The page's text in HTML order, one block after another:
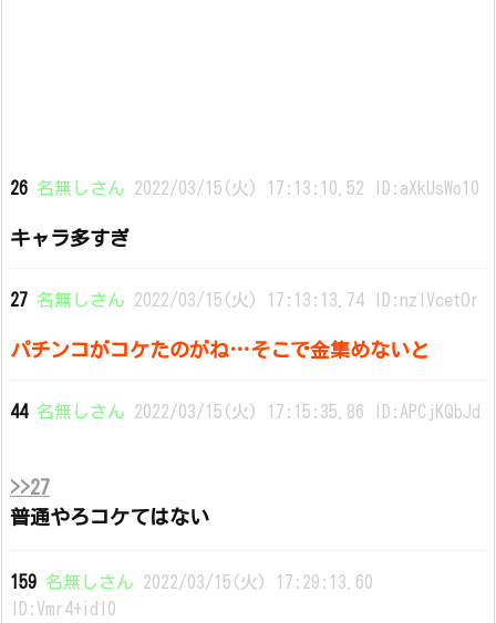
26 名無しさん 2022/03/15(火) 17:13:10.52 ID:aXkUsWo10
キャラ多すぎ
27 名無しさん 2022/03/15(火) 17:13:13.74 ID:nzlVcetOr
パチンコがコケたのがね…そこで金集めないと
44 名無しさん 2022/03/15(火) 17:15:35.86 ID:APCjKQbJd
>>27
普通やろコケてはない
159 名無しさん 2022/03/15(火) 17:29:13.60
ID:Vmr4+idl0